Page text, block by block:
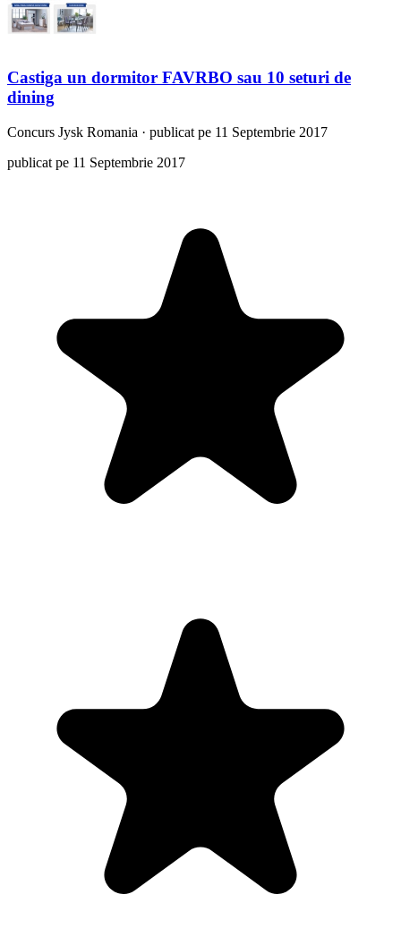
Castiga un dormitor FAVRBO sau 10 seturi de
dining
Concurs Jysk Romania · publicat pe 11 Septembrie 2017
publicat pe 11 Septembrie 2017